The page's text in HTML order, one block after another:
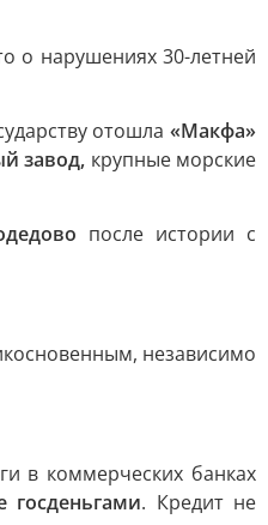
о нарушениях 30-летней
отошла«Макфа»
завод, крупные морские
после истории с
независимо
в коммерческих банках
. Кредит не